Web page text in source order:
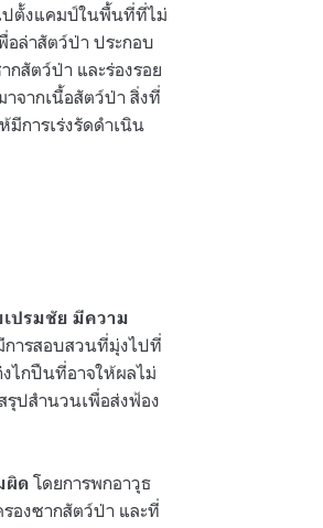
ปตั้งแคมป์ในพื้นที่ที่ไม่
ล่าสัตว์ป่า ประกอบ
สัตว์ป่า และร่องรอย
จากเนื้อสัตว์ป่า สิ่งที่
การเร่งรัดดำเนิน
ปรมชัย มีความ
การสอบสวนที่มุ่งไปที่
ไกปืนที่อาจให้ผลไม่
รุปสำนวนเพื่อส่งฟ้อง
ผิด โดยการพกอาวุธ
องซากสัตว์ป่า และที่